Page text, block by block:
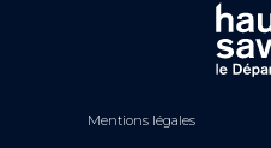
Mentions légales